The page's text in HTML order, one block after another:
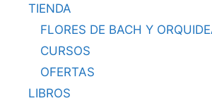
TIENDA
FLORES DE BACH Y
CURSOS
OFERTAS
LIBROS